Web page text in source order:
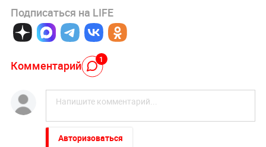
Подписаться на LIFE
Комментарий 1
Авторизоваться